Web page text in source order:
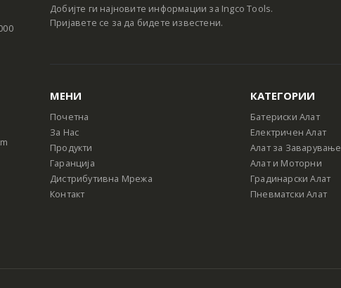
Добијте ги најновите информации за Ingco Tools.
Пријавете се за да бидете известени.
МЕНИ
Почетна
За Нас
Продукти
Гаранција
Дистрибутивна Мрежа
Контакт
КАТЕГОРИИ
Батериски Алат
Електричен Алат
Алат за Заварување
Алат и Моторни
Градинарски Алат
Пневматски Алат